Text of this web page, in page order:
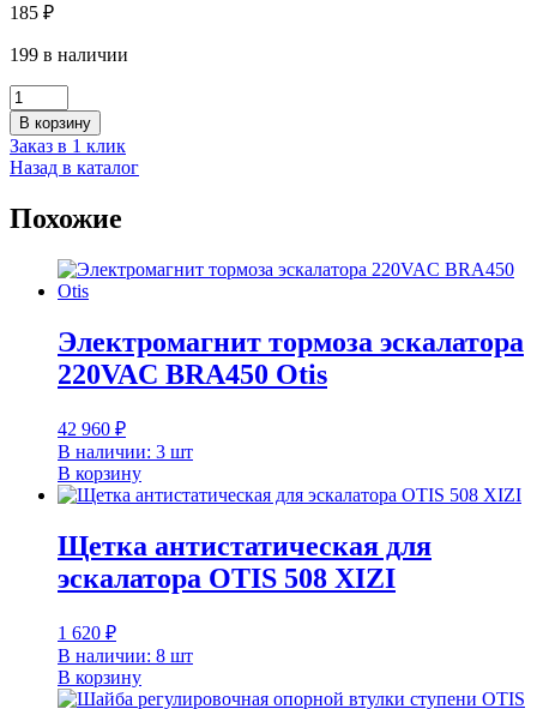
185 ₽
199 в наличии
Количество
товара
Вкладыш
кабины
200*25*6
FAA380F500
В корзину
Заказ в 1 клик
Назад в каталог
Похожие
Электромагнит тормоза эскалатора
220VAC BRA450 Otis
42 960 ₽
В наличии: 3 шт
В корзину
Щетка антистатическая для
эскалатора ОTIS 508 XIZI
1 620 ₽
В наличии: 8 шт
В корзину